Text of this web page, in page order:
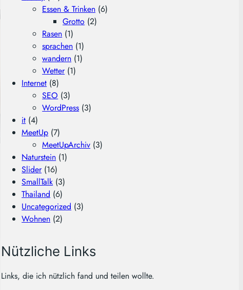
Essen & Trinken (6)
Grotto (2)
Rasen (1)
sprachen (1)
wandern (1)
Wetter(1)
Internet (8)
SEO (3)
WordPress (3)
it (4)
MeetUp (7)
MeetUpArchiv (3)
Naturstein (1)
Slider(16)
SmallTalk (3)
Thailand (6)
Uncategorized (3)
Wohnen (2)
Nützliche Links
Links, die ich nützlich fand und teilen wollte.